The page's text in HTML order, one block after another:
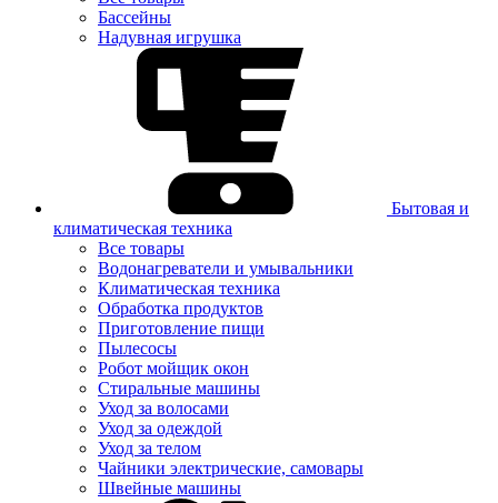
Бассейны
Надувная игрушка
Бытовая и
климатическая техника
Все товары
Водонагреватели и умывальники
Климатическая техника
Обработка продуктов
Приготовление пищи
Пылесосы
Робот мойщик окон
Стиральные машины
Уход за волосами
Уход за одеждой
Уход за телом
Чайники электрические, самовары
Швейные машины